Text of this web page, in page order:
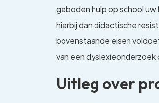
geboden hulp op school
hierbij dan didactische
bovenstaande eisen
van een dyslexieonderzoek
Uitleg over